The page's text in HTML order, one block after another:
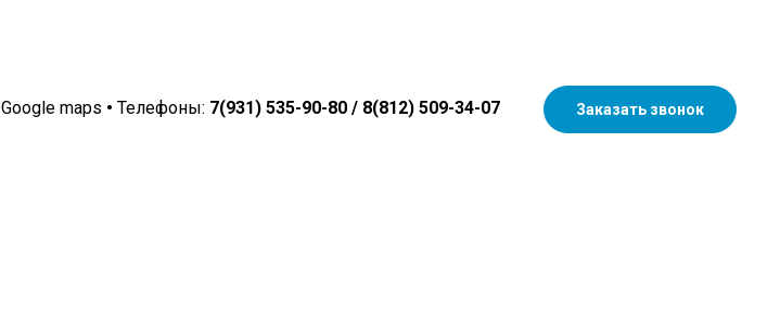
Google maps • Телефоны: 7(931) 535-90-80 / 8(812) 509-34-07 Заказать звонок